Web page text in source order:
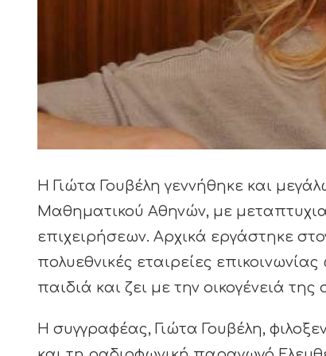
Η Γιώτα Γουβέλη γεννήθηκε και
Μαθηματικού Αθηνών, με
επιχειρήσεων. Αρχικά εργάστηκε
πολυεθνικές εταιρείες
παιδιά και ζει με την οικογένειά της
Η συγγραφέας, Γιώτα Γουβέλη,